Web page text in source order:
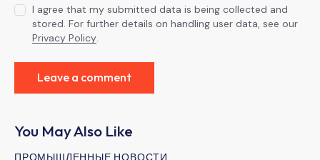
I agree that my submitted data is being collected and
stored. For further details on handling user data, see our
Privacy Policy.
You May Also Like
ПРОМЫШЛЕННЫЕ НОВОСТИ